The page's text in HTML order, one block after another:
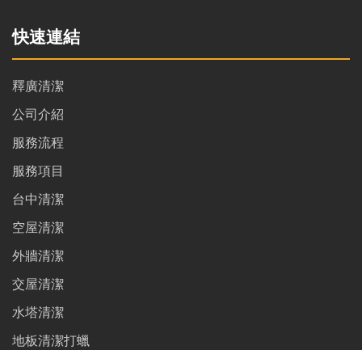
快速連結
釋廣清潔
公司介紹
服務流程
服務項目
台中清潔
空屋清潔
外牆清潔
交屋清潔
水塔清潔
地板清潔打蠟